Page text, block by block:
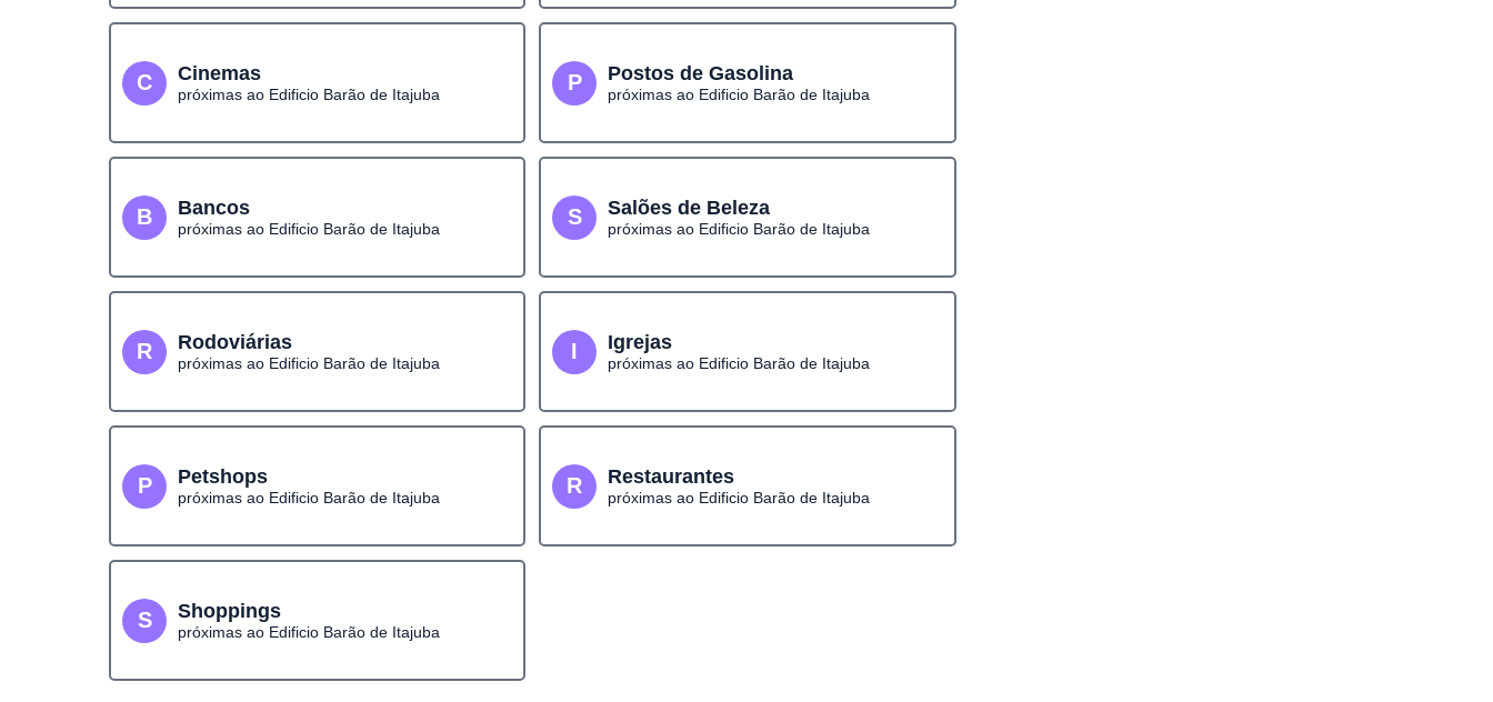
C Cinemas
próximas ao Edificio Barão de Itajuba P Postos de Gasolina
próximas ao Edificio Barão de Itajuba
B Bancos
próximas ao Edificio Barão de Itajuba S Salões de Beleza
próximas ao Edificio Barão de Itajuba
R Rodoviárias
próximas ao Edificio Barão de Itajuba I Igrejas
próximas ao Edificio Barão de Itajuba
P Petshops
próximas ao Edificio Barão de Itajuba R Restaurantes
próximas ao Edificio Barão de Itajuba
S Shoppings
próximas ao Edificio Barão de Itajuba